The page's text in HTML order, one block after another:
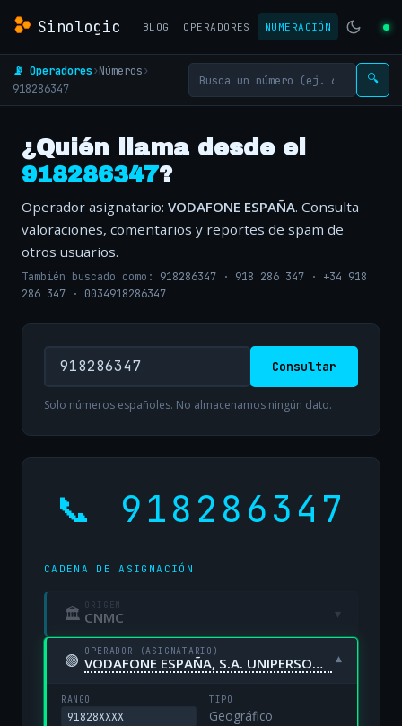
Sinologic BLOG OPERADORES NUMERACIÓN
📡 Operadores›Números›
918286347
🔍
¿Quién llama desde el
918286347?
Operador asignatario: VODAFONE ESPAÑA. Consulta
valoraciones, comentarios y reportes de spam de
otros usuarios.
También buscado como: 918286347 · 918 286 347 · +34 918
286 347 · 0034918286347
Consultar
Solo números españoles. No almacenamos ningún dato.
📞 918286347
CADENA DE ASIGNACIÓN
🏛 ORIGEN
CNMC ▾
🟢 OPERADOR (ASIGNATARIO)
VODAFONE ESPAÑA, S.A. UNIPERSONAL ▾
RANGO
91828XXXX
TIPO
Geográfico